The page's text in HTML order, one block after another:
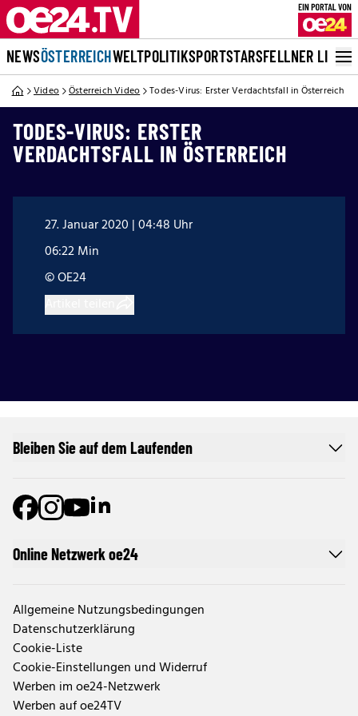
NEWSÖSTERREICHWELTPOLITIKSPORTSTARSFELLNER LIVE
Video Österreich Video Todes-Virus: Erster Verdachtsfall in Österreich
TODES-VIRUS: ERSTER
VERDACHTSFALL IN ÖSTERREICH
27. Januar 2020 | 04:48 Uhr
06:22 Min
© OE24
Online Netzwerk oe24
Allgemeine Nutzungsbedingungen
Datenschutzerklärung
Cookie-Liste
Cookie-Einstellungen und Widerruf
Werben im oe24-Netzwerk
Werben auf oe24TV
Bleiben Sie auf dem Laufenden